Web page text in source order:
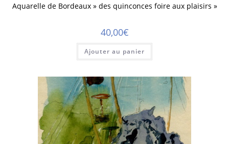
Aquarelle de Bordeaux » des quinconces foire aux plaisirs »
40,00€
Ajouter au panier